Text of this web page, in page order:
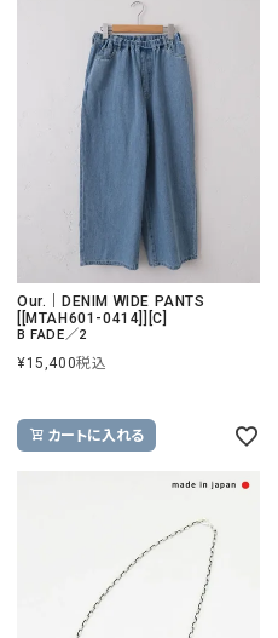
Our.｜DENIM WIDE PANTS
[[MTAH601-0414]][C]
B FADE／2
¥15,400税込
カートに入れる